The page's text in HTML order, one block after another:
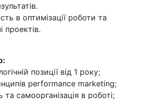
в оптимізації роботи та
проектів.
позиції від 1 року;
performance marketing;
та самоорганізація в роботі;